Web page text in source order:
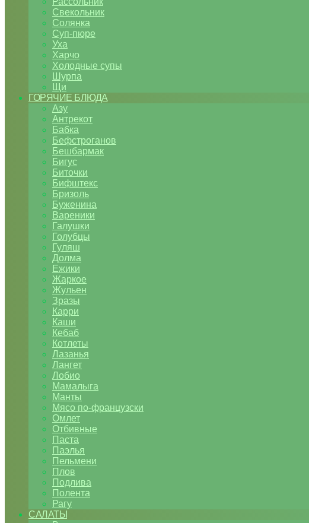
Свекольник
Солянка
Суп-пюре
Уха
Харчо
Холодные супы
Шурпа
Щи
ГОРЯЧИЕ БЛЮДА
Азу
Антрекот
Бабка
Бефстроганов
Бешбармак
Бигус
Биточки
Бифштекс
Бризоль
Буженина
Вареники
Галушки
Голубцы
Гуляш
Долма
Ежики
Жаркое
Жульен
Зразы
Карри
Каши
Кебаб
Котлеты
Лазанья
Лангет
Лобио
Мамалыга
Манты
Мясо по-французски
Омлет
Отбивные
Паста
Паэлья
Пельмени
Плов
Подлива
Полента
Рагу
САЛАТЫ